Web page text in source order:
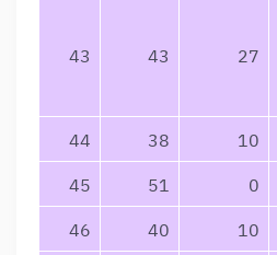
43 43 27
44 38 10
45
51 0
46
40 10